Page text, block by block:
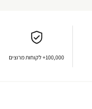
100,000+ לקוחות מרוצים